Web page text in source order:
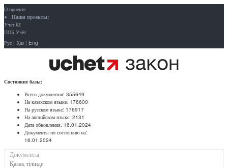
О проекте
Наши проекты:
Учёт.kz
ПОБ.Учёт
Рус | Қаз | Eng
Состояние базы:
Всего документов: 355649
На казахском языке: 176600
На русском языке: 176917
На английском языке: 2131
Дата обновления: 16.01.2024
Документы по состоянию на:
16.01.2024
Документы
Қазақ тілінде